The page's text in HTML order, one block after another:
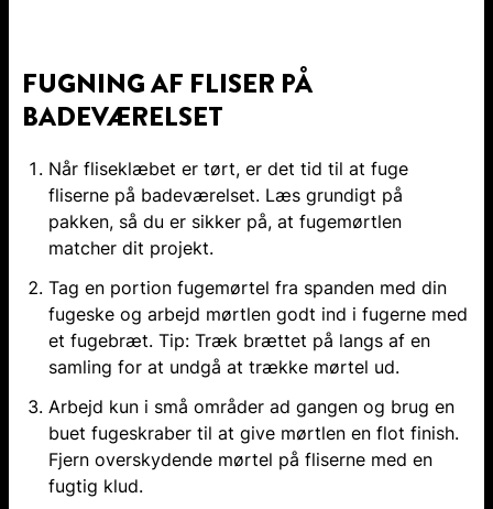
FUGNING AF FLISER PÅ
BADEVÆRELSET
Når fliseklæbet er tørt, er det tid til at fuge
fliserne på badeværelset. Læs grundigt på
pakken, så du er sikker på, at fugemørtlen
matcher dit projekt.
Tag en portion fugemørtel fra spanden med din
fugeske og arbejd mørtlen godt ind i fugerne med
et fugebræt. Tip: Træk brættet på langs af en
samling for at undgå at trække mørtel ud.
Arbejd kun i små områder ad gangen og brug en
buet fugeskraber til at give mørtlen en flot finish.
Fjern overskydende mørtel på fliserne med en
fugtig klud.